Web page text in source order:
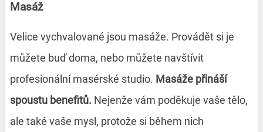
Masáž
Velice vychvalované jsou masáže. Provádět si je
můžete buď doma, nebo můžete navštívit
profesionální masérské studio. Masáže přináší
spoustu benefitů. Nejenže vám poděkuje vaše tělo,
ale také vaše mysl, protože si během nich